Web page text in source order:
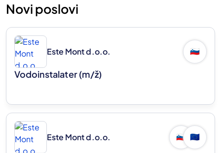
Novi poslovi
Este Mont d.o.o. 🇸🇮
Vodoinstalater(m/ž)
Este Mont d.o.o. 🇸🇮 🇪🇺